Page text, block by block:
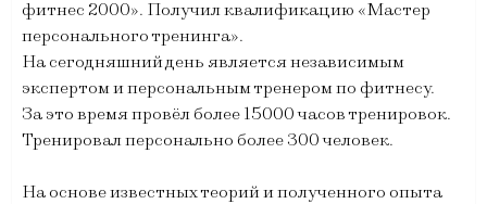
фитнес 2000». Получил квалификацию «Мастер
персонального тренинга».
На сегодняшний день является независимым
экспертом и персональным тренером по фитнесу.
За это время провёл более 15000 часов тренировок.
Тренировал персонально более 300 человек.
На основе известных теорий и полученного опыта